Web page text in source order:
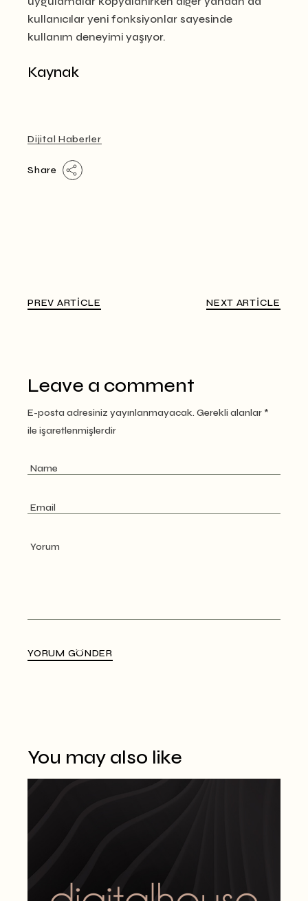
kullanıcılar yeni fonksiyonlar sayesinde
kullanım deneyimi yaşıyor.
Kaynak
Dijital Haberler
Share
PREV ARTICLE NEXT ARTICLE
Leave a comment
E-posta adresiniz yayınlanmayacak. Gerekli alanlar *
ile işaretlenmişlerdir
YORUM GÖNDER
You may also like